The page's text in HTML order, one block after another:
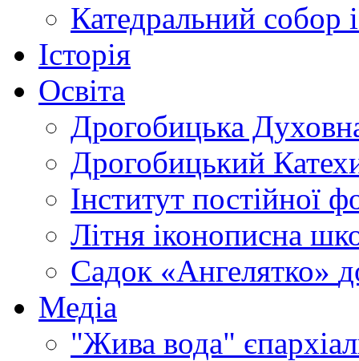
Катедральний собор
Історія
Освіта
Дрогобицька
Дрогобицький
Інститут постійної
Літня іконописна
Садок «Ангелятко»
Медіа
"Жива вода"